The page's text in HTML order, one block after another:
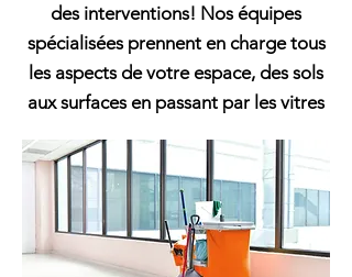
des interventions! Nos équipes
spécialisées prennent en charge tous
les aspects de votre espace, des sols
aux surfaces en passant par les vitres